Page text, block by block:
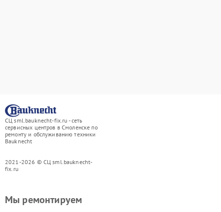
СЦ sml.bauknecht-fix.ru - сеть
сервисных центров в Смоленске по
ремонту и обслуживанию техники
Bauknecht
2021-2026 © СЦ sml.bauknecht-
fix.ru
Мы ремонтируем